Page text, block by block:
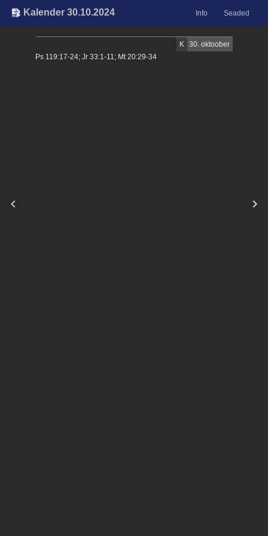
Kalender 30.10.2024 Info Seaded
K 30. oktoober
Ps 119:17-24; Jr 33:1-11; Mt 20:29-34